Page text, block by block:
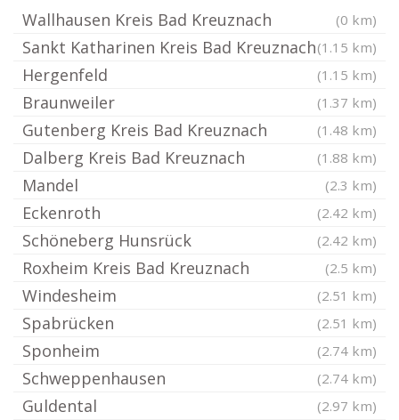
Wallhausen Kreis Bad Kreuznach (0 km)
Sankt Katharinen Kreis Bad Kreuznach(1.15 km)
Hergenfeld (1.15 km)
Braunweiler (1.37 km)
Gutenberg Kreis Bad Kreuznach (1.48 km)
Dalberg Kreis Bad Kreuznach (1.88 km)
Mandel (2.3 km)
Eckenroth (2.42 km)
Schöneberg Hunsrück (2.42 km)
Roxheim Kreis Bad Kreuznach (2.5 km)
Windesheim (2.51 km)
Spabrücken (2.51 km)
Sponheim (2.74 km)
Schweppenhausen (2.74 km)
Guldental (2.97 km)